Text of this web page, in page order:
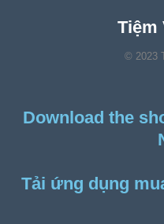
Tiệm
© 2023
Download the
Tải ứng dụng